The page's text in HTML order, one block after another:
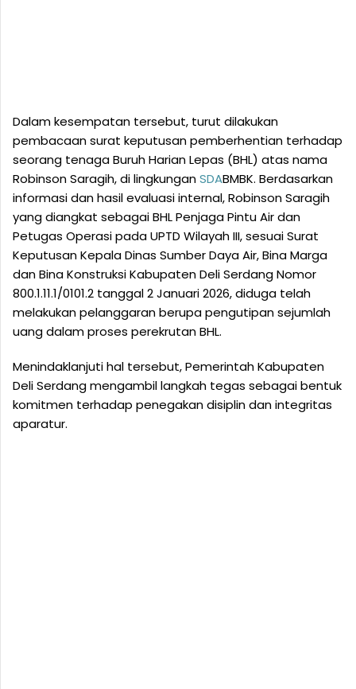
Dalam kesempatan tersebut, turut dilakukan
pembacaan surat keputusan pemberhentian terhadap
seorang tenaga Buruh Harian Lepas (BHL) atas nama
Robinson Saragih, di lingkunganSDABMBK. Berdasarkan
informasi dan hasil evaluasi internal, Robinson Saragih
yang diangkat sebagai BHL Penjaga Pintu Air dan
Petugas Operasi pada UPTD Wilayah III, sesuai Surat
Keputusan Kepala Dinas Sumber Daya Air, Bina Marga
dan Bina Konstruksi Kabupaten Deli Serdang Nomor
800.1.11.1/0101.2 tanggal 2 Januari 2026, diduga telah
melakukan pelanggaran berupa pengutipan sejumlah
uang dalam proses perekrutan BHL.
Menindaklanjuti hal tersebut, Pemerintah Kabupaten
Deli Serdang mengambil langkah tegas sebagai bentuk
komitmen terhadap penegakan disiplin dan integritas
aparatur.